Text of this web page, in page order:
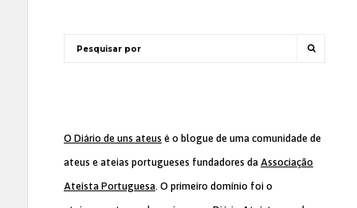
O Diário de uns ateus é o blogue de uma comunidade de
ateus e ateias portugueses fundadores da Associação
Ateísta Portuguesa. O primeiro domínio foi o